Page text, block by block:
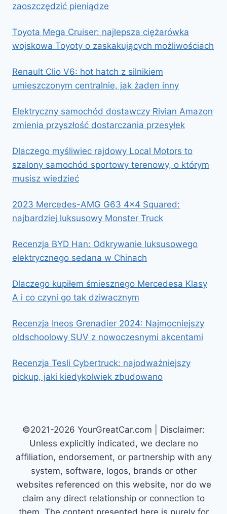
zaoszczędzić pieniądze
Toyota Mega Cruiser: najlepsza ciężarówka
wojskowa Toyoty o zaskakujących możliwościach
Renault Clio V6: hot hatch z silnikiem
umieszczonym centralnie, jak żaden inny
Elektryczny samochód dostawczy Rivian Amazon
zmienia przyszłość dostarczania przesyłek
Dlaczego myśliwiec rajdowy Local Motors to
szalony samochód sportowy terenowy, o którym
musisz wiedzieć
2023 Mercedes-AMG G63 4×4 Squared:
najbardziej luksusowy Monster Truck
Recenzja BYD Han: Odkrywanie luksusowego
elektrycznego sedana w Chinach
Dlaczego kupiłem śmiesznego Mercedesa Klasy
A i co czyni go tak dziwacznym
Recenzja Ineos Grenadier 2024: Najmocniejszy
oldschoolowy SUV z nowoczesnymi akcentami
Recenzja Tesli Cybertruck: najodważniejszy
pickup, jaki kiedykolwiek zbudowano
©2021-2026 YourGreatCar.com | Disclaimer:
Unless explicitly indicated, we declare no
affiliation, endorsement, or partnership with any
system, software, logos, brands or other
websites referenced on this website, nor do we
claim any direct relationship or connection to